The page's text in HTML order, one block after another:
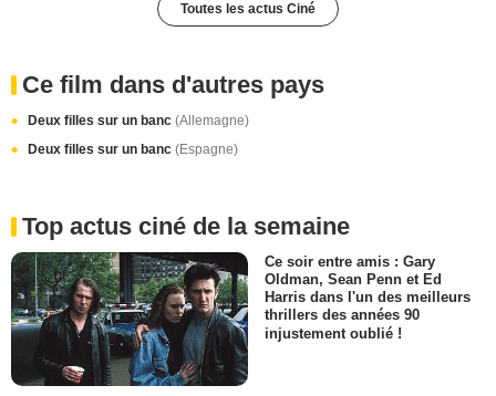
Toutes les actus Ciné
Ce film dans d'autres pays
Deux filles sur un banc (Allemagne)
Deux filles sur un banc (Espagne)
Top actus ciné de la semaine
Ce soir entre amis : Gary
Oldman, Sean Penn et Ed
Harris dans l'un des meilleurs
thrillers des années 90
injustement oublié !